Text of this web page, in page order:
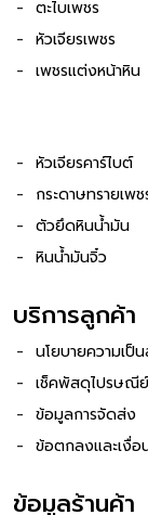
ตะไบเพชร
หัวเจียรเพชร
เพชรแต่งหน้าหิน
หัวเจียรคาร์ไบต์
กระดาษทรายเพช
ตัวยึดหินน้ำมัน
หินน้ำมันจิ๋ว
บริการลูกค้า
นโยบายความเป็
เช็คพัสดุไปรษณีย์
ข้อมูลการจัดส่ง
ข้อตกลงและเงื่อ
ข้อมูลร้านค้า